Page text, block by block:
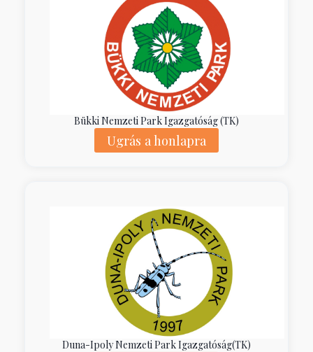
Bükki Nemzeti Park Igazgatóság (TK)
Ugrás a honlapra
Duna-Ipoly Nemzeti Park Igazgatóság(TK)